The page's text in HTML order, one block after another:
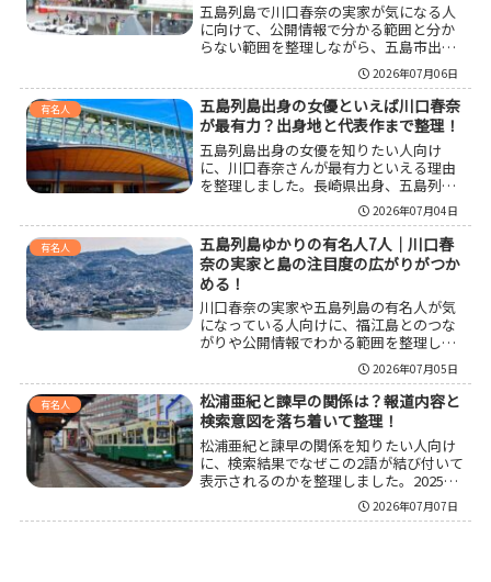
五島列島で川口春奈の実家が気になる人
に向けて、公開情報で分かる範囲と分か
らない範囲を整理しながら、五島市出身
というルーツ、福江島文脈で語られやす
い理由、現地を訪れる際の見方やマナ
ー、五島列島そのものの魅力まで自然に
理解できるようにまとめています。
2026年07月06日
有名人
五島列島出身の女優といえば川口春奈
が最有力？出身地と代表作まで整理！
五島列島出身の女優を知りたい人向け
に、川口春奈さんが最有力といえる理由
を整理しました。長崎県出身、五島列島
出身、五島市出身、福江島出身の違いが
分かりにくい人でも理解しやすいよう
に、表記の違い、経歴の節目、代表作と
のつながり、五島との関係、検索時の注
意点までまとめています。
2026年07月04日
有名人
五島列島ゆかりの有名人7人｜川口春
奈の実家と島の注目度の広がりがつか
める！
川口春奈の実家や五島列島の有名人が気
になっている人向けに、福江島とのつな
がりや公開情報でわかる範囲を整理しな
がら、五島列島ゆかりの著名人をまとめ
ました。川口春奈さんだけでなく、長濱
ねるさんや山本二三さん、高畑淳子さん
らまで視野を広げることで、島の知名度
がどう広がってきたのかもつかみやすく
なります。
2026年07月05日
有名人
松浦亜紀と諫早の関係は？報道内容と
検索意図を落ち着いて整理！
松浦亜紀と諫早の関係を知りたい人向け
に、検索結果でなぜこの2語が結び付いて
表示されるのかを整理しました。2025年
の諫早市に関する報道の流れ、初報と続
報の違い、同姓同名との混同を避ける見
2026年07月07日